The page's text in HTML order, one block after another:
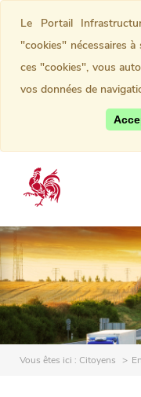
Vous êtes ici : Citoyens
Le Portail
"cookies" nécessaires
ces "cookies", vous
vos données de